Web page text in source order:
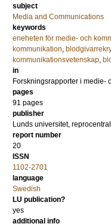
subject
Media and Communications
keywords
eneheten för medie- och
kommunikation,
kommunikationsvetenskap,
in
Forskningsrapporter i medie-
pages
91 pages
publisher
Lunds universitet,
report number
20
ISSN
1102-2701
language
Swedish
LU publication?
yes
additional info